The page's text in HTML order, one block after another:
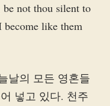
not thou silent to
like them
날의 모든 영혼들
넣고 있다. 천주